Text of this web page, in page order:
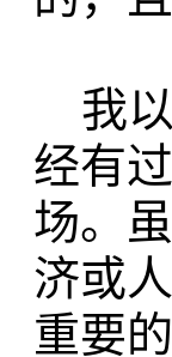
我以
经有
场。
济或
重要